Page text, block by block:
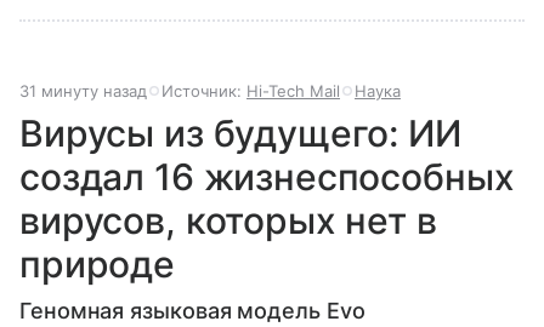
31 минуту назад Источник: Hi-Tech Mail Наука
Вирусы из будущего: ИИ
создал 16 жизнеспособных
вирусов, которых нет в
природе
Геномная языковая модель Evo